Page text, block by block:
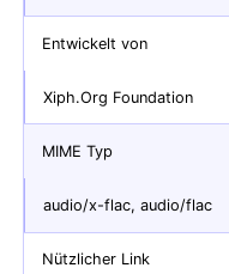
Entwickelt von
Xiph.Org Foundation
MIME Typ
audio/x-flac, audio/flac
Nützlicher Link